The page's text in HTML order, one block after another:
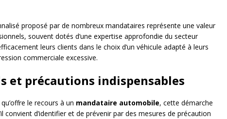
proposé par de nombreux mandataires représente une valeur
souvent dotés d’une expertise approfondie du secteur
leurs clients dans le choix d’un véhicule adapté à leurs
commerciale excessive.
et précautions indispensables
le recours à un mandataire automobile, cette démarche
convient d’identifier et de prévenir par des mesures de précaution